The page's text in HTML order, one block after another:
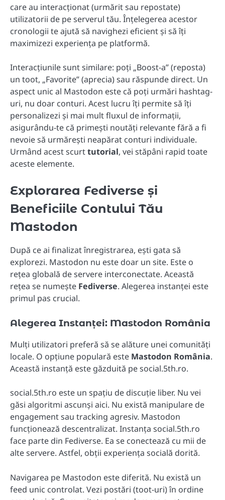
care au interacționat (urmărit sau repostate)
utilizatorii de pe serverul tău. Înțelegerea acestor
cronologii te ajută să navighezi eficient și să îți
maximizezi experiența pe platformă.
Interacțiunile sunt similare: poți „Boost-a” (reposta)
un toot, „Favorite” (aprecia) sau răspunde direct. Un
aspect unic al Mastodon este că poți urmări hashtag-
uri, nu doar conturi. Acest lucru îți permite să îți
personalizezi și mai mult fluxul de informații,
asigurându-te că primești noutăți relevante fără a fi
nevoie să urmărești neapărat conturi individuale.
Urmând acest scurttutorial, vei stăpâni rapid toate
aceste elemente.
Explorarea Fediverse și
Beneficiile Contului Tău
Mastodon
După ce ai finalizat înregistrarea, ești gata să
explorezi. Mastodon nu este doar un site. Este o
rețea globală de servere interconectate. Această
rețea se numește Fediverse. Alegerea instanței este
primul pas crucial.
Alegerea Instanței: Mastodon România
Mulți utilizatori preferă să se alăture unei comunități
locale. O opțiune populară este Mastodon România.
Această instanță este găzduită pe social.5th.ro.
social.5th.ro este un spațiu de discuție liber. Nu vei
găsi algoritmi ascunși aici. Nu există manipulare de
engagement sau tracking agresiv. Mastodon
funcționează descentralizat. Instanța social.5th.ro
face parte din Fediverse. Ea se conectează cu mii de
alte servere. Astfel, obții experiența socială dorită.
Navigarea pe Mastodon este diferită. Nu există un
feed unic controlat. Vezi postări (toot-uri) în ordine